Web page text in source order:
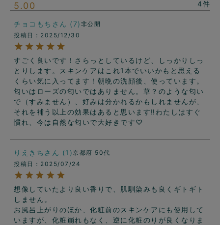
5.00 4
チョコもち 7 非公開
投稿日
2025/12/30
すごく良いです！さらっとしているけど、しっかりしっ
とりします。スキンケアはこれ1本でいいかもと思える
くらい気に入ってます！朝晩の洗顔後、使っています。
匂いはローズの匂いではありません。草？のような匂い
で（すみません）、好みは分かれるかもしれませんが、
それを補う以上の効果はあると思います‼︎わたしはすぐ
慣れ、今は自然な匂いで大好きです♡
りえきち 1 京都府 50代
投稿日
2025/07/24
想像していたより良い香りで、肌馴染みも良くギトギト
しません。
お風呂上がりのほか、化粧前のスキンケアにも使用して
いますが、化粧崩れもなく、逆に化粧のりが良くなりま